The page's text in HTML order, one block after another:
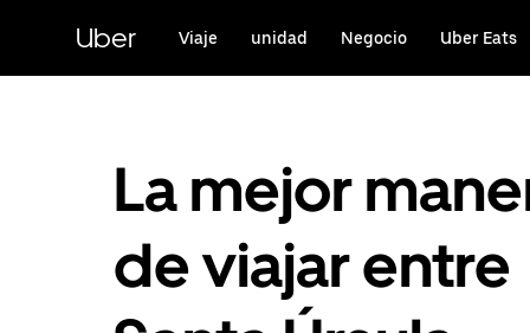
contenido
principal
Uber Viaje unidad Negocio Uber Eats
La mejor
de viajar entre